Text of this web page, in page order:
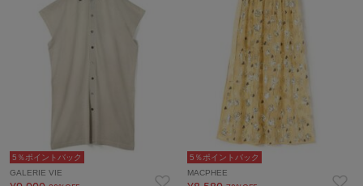
5％ポイントバック
GALERIE VIE
5％ポイントバック
MACPHEE